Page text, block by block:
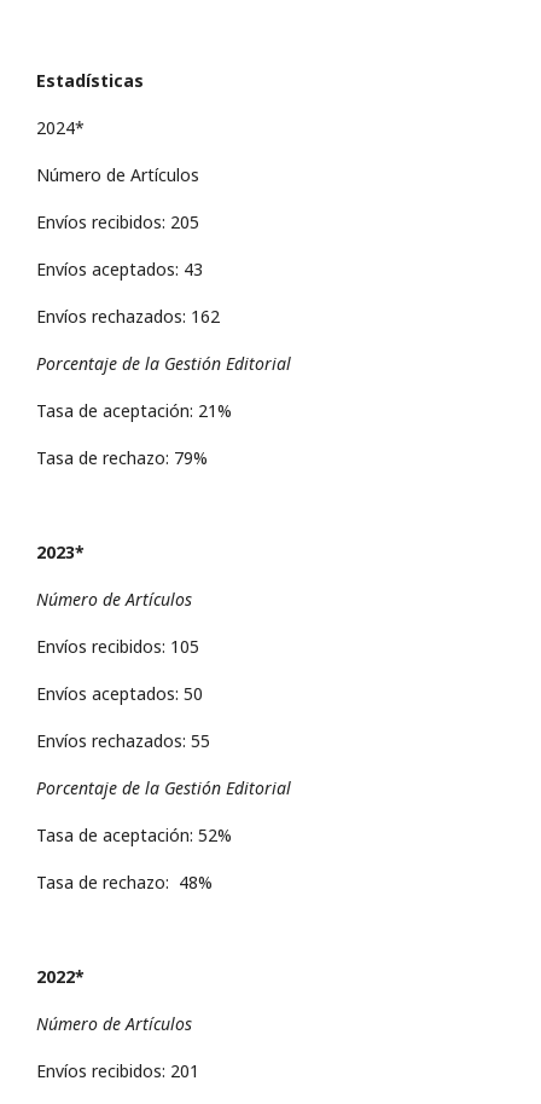
Estadísticas
2024*
Número de Artículos
Envíos recibidos: 205
Envíos aceptados: 43
Envíos rechazados: 162
Porcentaje de la Gestión Editorial
Tasa de aceptación: 21%
Tasa de rechazo: 79%
2023*
Número de Artículos
Envíos recibidos: 105
Envíos aceptados: 50
Envíos rechazados: 55
Porcentaje de la Gestión Editorial
Tasa de aceptación: 52%
Tasa de rechazo: 48%
2022*
Número de Artículos
Envíos recibidos: 201